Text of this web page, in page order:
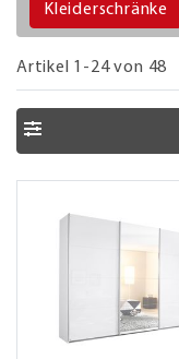
Kleiderschränke
Artikel 1-24 von 48